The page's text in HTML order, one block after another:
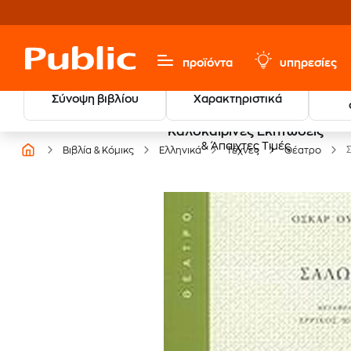
προϊόντα υπηρεσίες
Σύνοψη βιβλίου Χαρακτηριστικά
Καλοκαιρινές Εκπτώσεις
& Άπαιχτες Τιμές
Βιβλία & Κόμικς Ελληνικά Τέχνες Θέατρο